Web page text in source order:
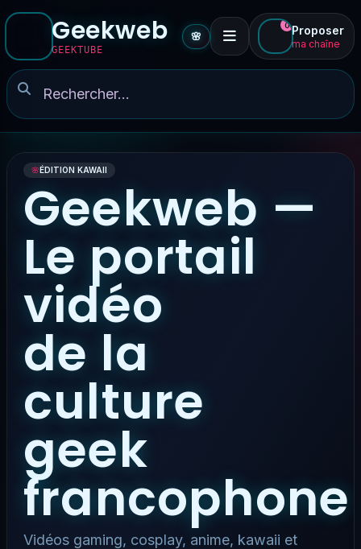
Geekweb
GEEKTUBE
🌸
0 Proposer
ma chaîne
🌸ÉDITION KAWAII
Geekweb —
Le portail
vidéo
de la
culture
geek
francophone
Vidéos gaming, cosplay, anime, kawaii et